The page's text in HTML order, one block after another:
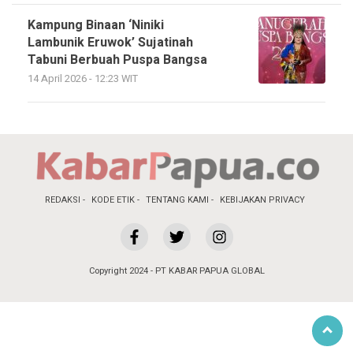
Kampung Binaan ‘Niniki
Lambunik Eruwok’ Sujatinah
Tabuni Berbuah Puspa Bangsa
14 April 2026 - 12:23 WIT
REDAKSI KODE ETIK TENTANG KAMI KEBIJAKAN PRIVACY
Copyright 2024 - PT KABAR PAPUA GLOBAL